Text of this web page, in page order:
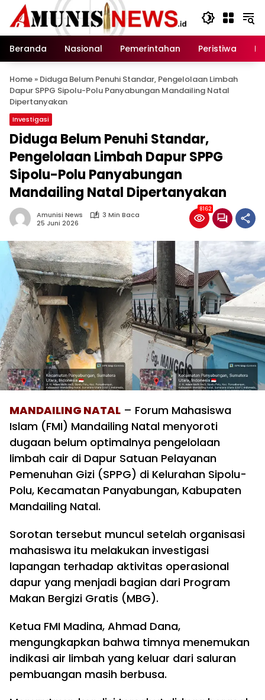
Langsung
konten
Beranda
Nasional Pemerintahan Peristiwa
Home » Diduga Belum Penuhi Standar, Pengelolaan Limbah
Dapur SPPG Sipolu-Polu Panyabungan Mandailing Natal
Dipertanyakan
Investigasi
Diduga Belum Penuhi Standar,
Pengelolaan Limbah Dapur SPPG
Sipolu-Polu Panyabungan
Mandailing Natal Dipertanyakan
Amunisi News
3 Min Baca
25 Juni 2026
8162
MANDAILING NATAL – Forum Mahasiswa
Islam (FMI) Mandailing Natal menyoroti
dugaan belum optimalnya pengelolaan
limbah cair di Dapur Satuan Pelayanan
Pemenuhan Gizi (SPPG) di Kelurahan Sipolu-
Polu, Kecamatan Panyabungan, Kabupaten
Mandailing Natal.
Sorotan tersebut muncul setelah organisasi
mahasiswa itu melakukan investigasi
lapangan terhadap aktivitas operasional
dapur yang menjadi bagian dari Program
Makan Bergizi Gratis (MBG).
Ketua FMI Madina, Ahmad Dana,
mengungkapkan bahwa timnya menemukan
indikasi air limbah yang keluar dari saluran
pembuangan masih berbusa.